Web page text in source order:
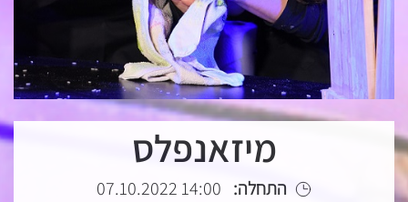
מיזאנפלס
התחלה: 14:00 07.10.2022